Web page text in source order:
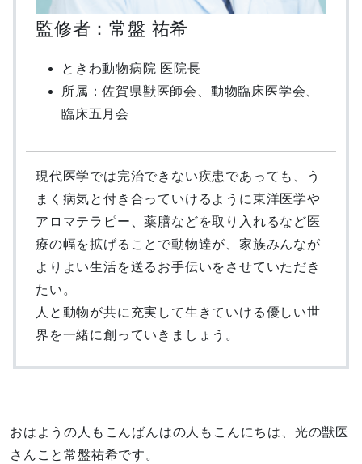
監修者：常盤 祐希
ときわ動物病院 医院長
所属：佐賀県獣医師会、動物臨床医学会、
臨床五月会
現代医学では完治できない疾患であっても、う
まく病気と付き合っていけるように東洋医学や
アロマテラピー、薬膳などを取り入れるなど医
療の幅を拡げることで動物達が、家族みんなが
よりよい生活を送るお手伝いをさせていただき
たい。
人と動物が共に充実して生きていける優しい世
界を一緒に創っていきましょう。
おはようの人もこんばんはの人もこんにちは、光の獣医
さんこと常盤祐希です。